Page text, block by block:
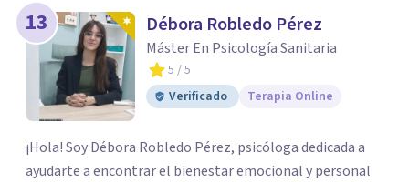
13 Débora Robledo Pérez
Máster En Psicología Sanitaria
5 / 5
Verificado
Terapia Online
¡Hola! Soy Débora Robledo Pérez, psicóloga dedicada a
ayudarte a encontrar el bienestar emocional y personal